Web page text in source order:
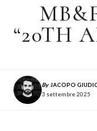
“20TH
By JACOPO
3 settembre 2025